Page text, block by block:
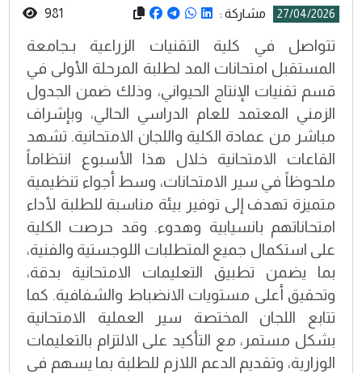
27/04/2026 مشاركة : 981
تتواصل في كلية التقنيات الزراعية بـجامعة
المستقبل امتحانات المد لطلبة المرحلة الأولى في
قسم تقنيات الإنتاج الحيواني، وذلك ضمن الجدول
الزمني المعتمد للعام الدراسي الحالي، وبإشراف
مباشر من عمادة الكلية واللجان الامتحانية. تشهد
القاعات الامتحانية خلال هذا الأسبوع انتظاماً
ملحوظاً في سير الامتحانات، وسط أجواء تنظيمية
متميزة تهدف إلى توفير بيئة مناسبة للطلبة لأداء
امتحاناتهم بانسيابية وهدوء. وقد حرصت الكلية
على استكمال جميع المتطلبات اللوجستية والفنية،
بما يضمن تطبيق التعليمات الامتحانية بدقة،
وتحقيق أعلى مستويات الانضباط والشفافية. كما
تتابع اللجان المختصة سير العملية الامتحانية
بشكل مستمر، مع التأكيد على الالتزام بالتعليمات
الوزارية، وتقديم الدعم اللازم للطلبة بما يسهم في